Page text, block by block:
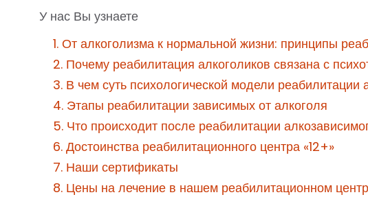
У нас Вы узнаете
1. От алкоголизма к нормальной жизни: принципы
2. Почему реабилитация алкоголиков связана с
3. В чем суть психологической модели реабилитации
4. Этапы реабилитации зависимых от алкоголя
5. Что происходит после реабилитации
6. Достоинства реабилитационного центра «12+»
7. Наши сертификаты
8. Цены на лечение в нашем реабилитационном